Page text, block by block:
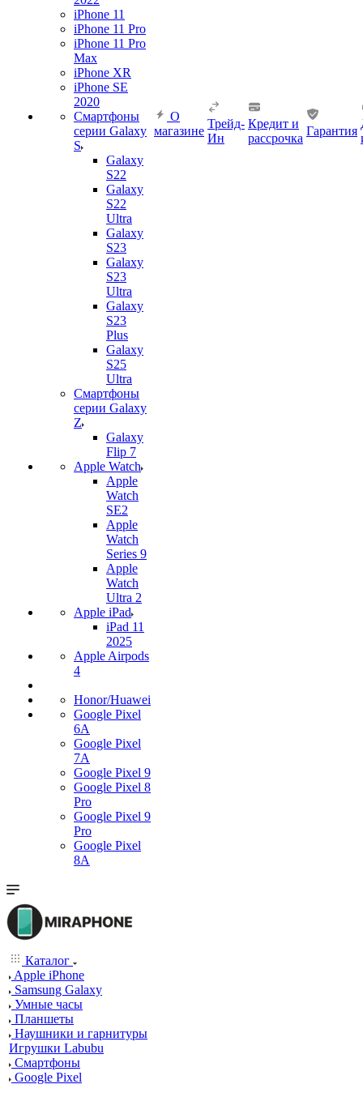
iPhone 11
iPhone 11 Pro
iPhone 11 Pro
Max
iPhone XR
iPhone SE
2020
Смартфоны
серии Galaxy
S
Galaxy
S22
Galaxy
S22
Ultra
Galaxy
S23
Galaxy
S23
Ultra
Galaxy
S23
Plus
Galaxy
S25
Ultra
Смартфоны
серии Galaxy
Z
Galaxy
Flip 7
Apple Watch
Apple
Watch
SE2
Apple
Watch
Series 9
Apple
Watch
Ultra 2
Apple iPad
iPad 11
2025
Apple Airpods
4
Honor/Huawei
Google Pixel
6A
Google Pixel
7А
Google Pixel 9
Google Pixel 8
Pro
Google Pixel 9
Pro
Google Pixel
8A
О
магазине
Трейд-
Ин
Кредит и
рассрочка
Гарантия
Каталог
Apple iPhone
Samsung Galaxy
Умные часы
Планшеты
Наушники и гарнитуры
Игрушки Labubu
Смартфоны
Google Pixel